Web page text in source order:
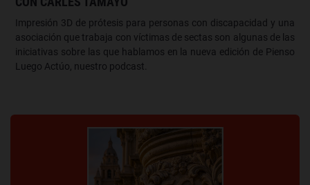
Impresión 3D de prótesis para personas con discapacidad y una
asociación que trabaja con víctimas de sectas son algunas de las
iniciativas sobre las que hablamos en la nueva edición de Pienso
Luego Actúo, nuestro podcast.